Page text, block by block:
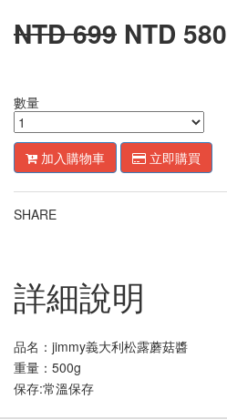
NTD 699 NTD 580
數量
加入購物車 立即購買
SHARE
詳細說明
品名：jimmy義大利松露蘑菇醬
重量：500g
保存:常溫保存